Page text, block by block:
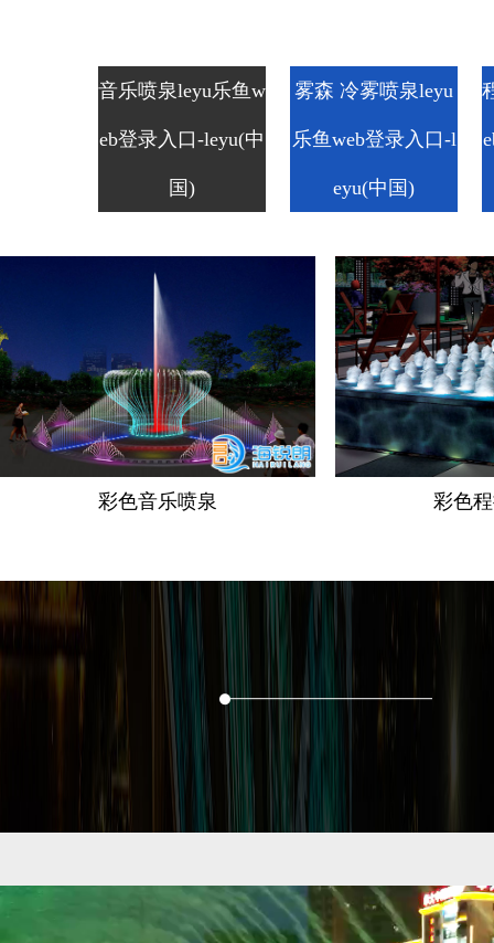
音乐喷泉leyu乐鱼w
eb登录入口-leyu(中
国)
雾森 冷雾喷泉leyu
乐鱼web登录入口-l
eyu(中国)
彩色音乐喷泉 彩色